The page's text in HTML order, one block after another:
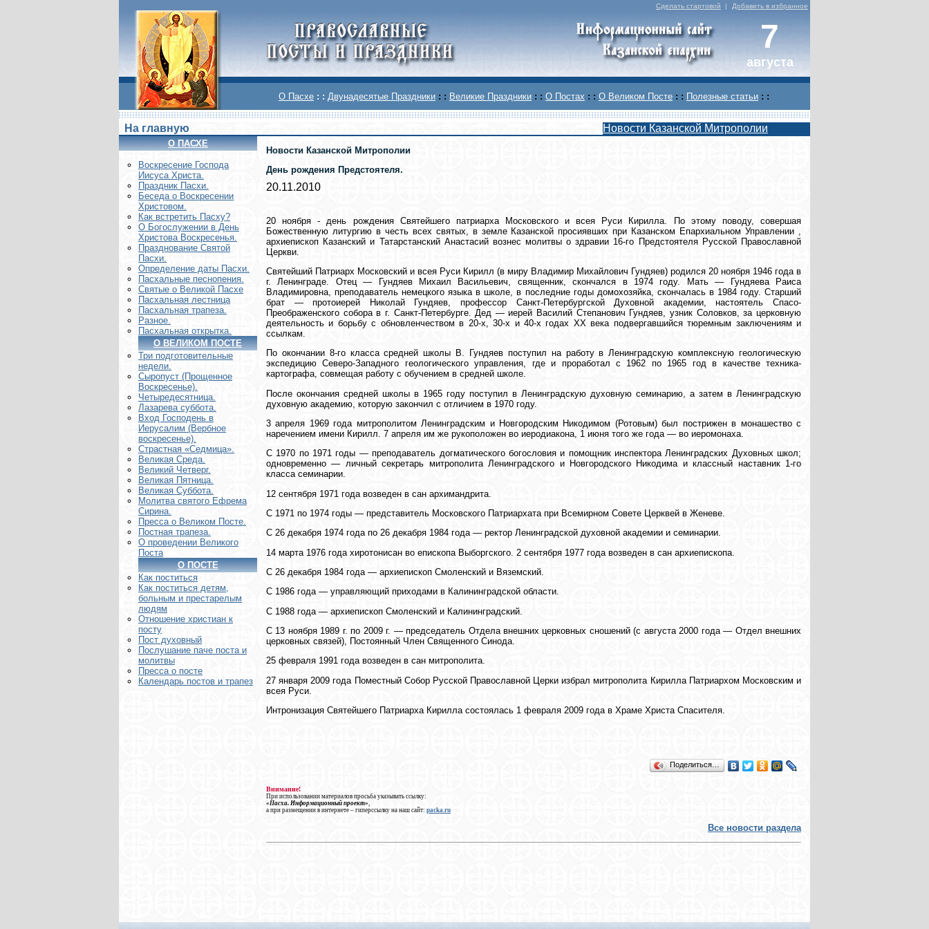
Сделать стартовой | Добавить в избранное
7
августа
О Пасхе : : Двунадесятые Праздники : : Великие Праздники : : О Постах : : О Великом Посте : : Полезные статьи : :
На главную Новости Казанской Митрополии
О ПАСХЕ
Воскреcение Господа
Иисуса Христа.
Праздник Пасхи.
Беседа о Воскресении
Христовом.
Как встретить Пасху?
О Богослужении в День
Христова Воскресенья.
Празднование Святой
Пасхи.
Определение даты Пасхи.
Пасхальные песнопения.
Святые о Великой Пасхе
Пасхальная лестница
Пасхальная трапеза.
Разное.
Пасхальная открытка.
О ВЕЛИКОМ ПОСТЕ
Три подготовительные
недели.
Сыропуст (Прощенное
Воскресенье).
Четыредесятница.
Лазарева суббота.
Вход Господень в
Иерусалим (Вербное
воскресенье).
Страстная «Седмица».
Великая Среда.
Великий Четверг.
Великая Пятница.
Великая Суббота.
Молитва святого Ефрема
Сирина.
Пресса о Великом Посте.
Постная трапеза.
О проведении Великого
Поста
О ПОСТЕ
Как поститься
Как поститься детям,
больным и престарелым
людям
Отношение христиан к
посту
Пост духовный
Послушание паче поста и
молитвы
Пресса о посте
Календарь постов и трапез
Новости Казанской Митрополии
День рождения Предстоятеля.
20.11.2010
20 ноября - день рождения Святейшего патриарха Московского и всея Руси Кирилла. По этому поводу, совершая
Божественную литургию в честь всех святых, в земле Казанской просиявших при Казанском Епархиальном Управлении ,
архиепископ Казанский и Татарстанский Анастасий вознес молитвы о здравии 16-го Предстоятеля Русской Православной
Церкви.
Святейший Патриарх Московский и всея Руси Кирилл (в миру Владимир Михайлович Гундяев) родился 20 ноября 1946 года в
г. Ленинграде. Отец — Гундяев Михаил Васильевич, священник, скончался в 1974 году. Мать — Гундяева Раиса
Владимировна, преподаватель немецкого языка в школе, в последние годы домохозяйка, скончалась в 1984 году. Старший
брат — протоиерей Николай Гундяев, профессор Санкт-Петербургской Духовной академии, настоятель Спасо-
Преображенского собора в г. Санкт-Петербурге. Дед — иерей Василий Степанович Гундяев, узник Соловков, за церковную
деятельность и борьбу с обновленчеством в 20-х, 30-х и 40-х годах ХХ века подвергавшийся тюремным заключениям и
ссылкам.
По окончании 8-го класса средней школы В. Гундяев поступил на работу в Ленинградскую комплексную геологическую
экспедицию Северо-Западного геологического управления, где и проработал с 1962 по 1965 год в качестве техника-
картографа, совмещая работу с обучением в средней школе.
После окончания средней школы в 1965 году поступил в Ленинградскую духовную семинарию, а затем в Ленинградскую
духовную академию, которую закончил с отличием в 1970 году.
3 апреля 1969 года митрополитом Ленинградским и Новгородским Никодимом (Ротовым) был пострижен в монашество с
наречением имени Кирилл. 7 апреля им же рукоположен во иеродиакона, 1 июня того же года — во иеромонаха.
С 1970 по 1971 годы — преподаватель догматического богословия и помощник инспектора Ленинградских Духовных школ;
одновременно — личный секретарь митрополита Ленинградского и Новгородского Никодима и классный наставник 1-го
класса семинарии.
12 сентября 1971 года возведен в сан архимандрита.
С 1971 по 1974 годы — представитель Московского Патриархата при Всемирном Совете Церквей в Женеве.
С 26 декабря 1974 года по 26 декабря 1984 года — ректор Ленинградской духовной академии и семинарии.
14 марта 1976 года хиротонисан во епископа Выборгского. 2 сентября 1977 года возведен в сан архиепископа.
С 26 декабря 1984 года — архиепископ Смоленский и Вяземский.
С 1986 года — управляющий приходами в Калининградской области.
С 1988 года — архиепископ Смоленский и Калининградский.
С 13 ноября 1989 г. по 2009 г. — председатель Отдела внешних церковных сношений (с августа 2000 года — Отдел внешних
церковных связей), Постоянный Член Священного Синода.
25 февраля 1991 года возведен в сан митрополита.
27 января 2009 года Поместный Собор Русской Православной Церки избрал митрополита Кирилла Патриархом Московским и
всея Руси.
Интронизация Святейшего Патриарха Кирилла состоялась 1 февраля 2009 года в Храме Христа Спасителя.
Поделиться…
Внимание!
При использовании материалов просьба указывать ссылку:
«Пасха. Информационный проект»
а при размещении в интернете – гиперссылку на наш сайт: packa.ru
Все новости раздела